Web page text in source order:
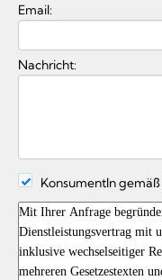
Email:
Nachricht:
KonsumentIn